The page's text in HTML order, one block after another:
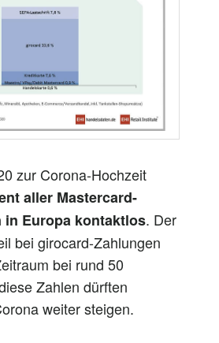
zur Corona-Hochzeit
aller Mastercard-
in Europa kontaktlos. Der
bei girocard-Zahlungen
bei rund 50
Zahlen dürften
weiter steigen.